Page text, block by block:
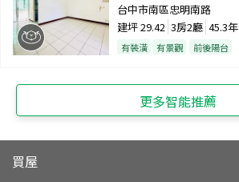
台中市南區忠明南路
建坪29.42 3房2廳 45.3年
有裝潢 有景觀 前後陽台
更多智能推薦
買屋